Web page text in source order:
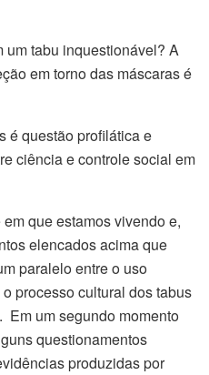
um tabu inquestionável? A
em torno das máscaras é
é questão profilática e
ciência e controle social em
que estamos vivendo e,
elencados acima que
paralelo entre o uso
processo cultural dos tabus
Em um segundo momento
questionamentos
produzidas por